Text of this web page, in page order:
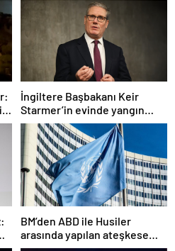
İngiltere Başbakanı Keir
Starmer’in evinde yangın
çıktı
BM’den ABD ile Husiler
arasında yapılan ateşkese
ilişkin değerlendirme